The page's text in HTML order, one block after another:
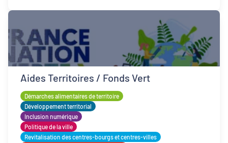
Aides Territoires / Fonds Vert
Démarches alimentaires de territoire
Développement territorial
Inclusion numérique
Politique de la ville
Revitalisation des centres-bourgs et centres-villes